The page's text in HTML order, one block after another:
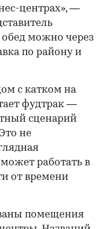
центрах», —
обед можно через
по району и
с катком на
фудтрак —
сценарий
не
работать в
от времени
помещения